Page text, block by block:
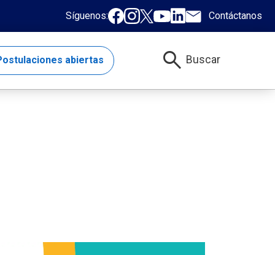
Síguenos: Contáctanos
abiertas search Buscar